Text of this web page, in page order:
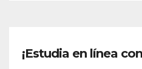
¡Estudia en línea